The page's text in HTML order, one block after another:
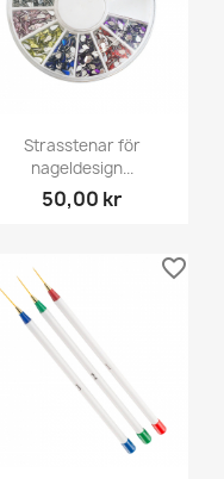
Strasstenar för
nageldesign...
50,00 kr
favorite_border